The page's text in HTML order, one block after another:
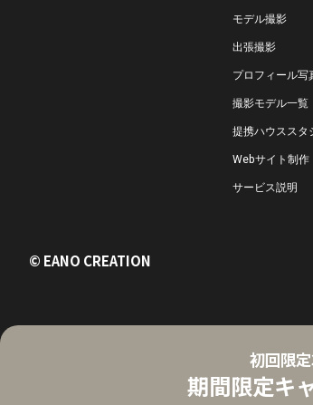
モデル撮影
出張撮影
プロフィール写
撮影モデル一覧
提携ハウススタ
Webサイト制作
サービス説明
初回限
期間限定キ
© EANO CREATION